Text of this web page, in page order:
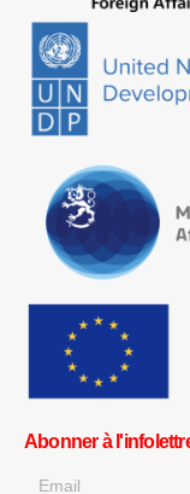
Abonner à